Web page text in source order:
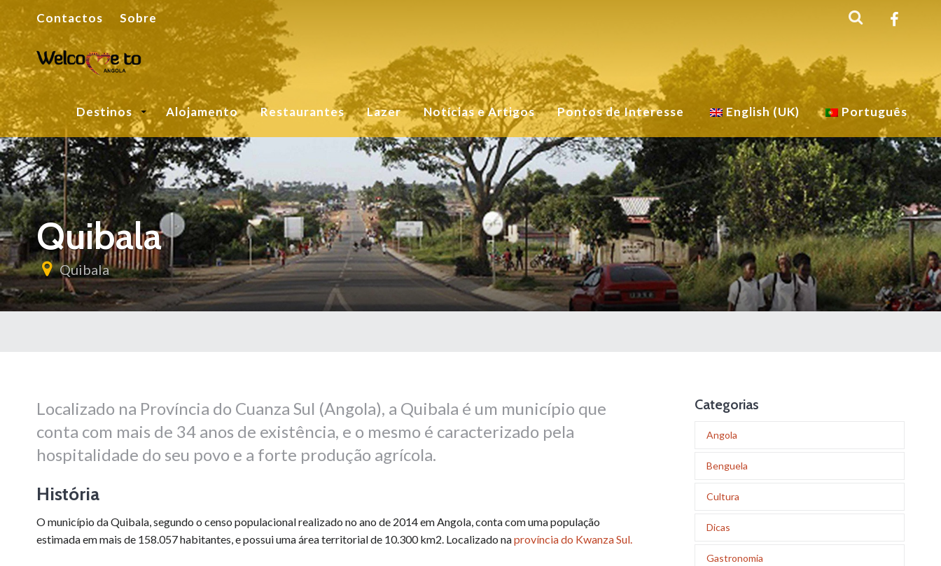
Contactos Sobre
Destinos Alojamento Restaurantes Lazer Notícias e Artigos Pontos de Interesse English (UK) Português
Quibala
Quibala
Localizado na Província do Cuanza Sul (Angola), a Quibala é um município que
conta com mais de 34 anos de existência, e o mesmo é caracterizado pela
hospitalidade do seu povo e a forte produção agrícola.
História
O município da Quibala, segundo o censo populacional realizado no ano de 2014 em Angola, conta com uma população
estimada em mais de 158.057 habitantes, e possui uma área territorial de 10.300 km2. Localizado naprovíncia do Kwanza Sul.
Categorias
Angola
Benguela
Cultura
Dicas
Gastronomia